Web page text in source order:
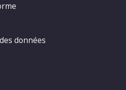
données